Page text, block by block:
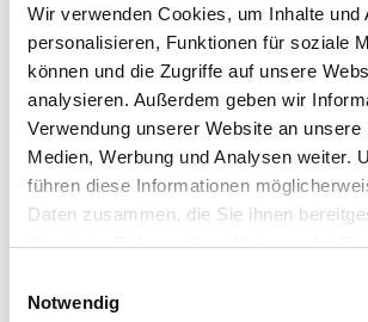
Wir verwenden Cookies, um Inhalte und
personalisieren, Funktionen für soziale
können und die Zugriffe auf unsere
analysieren. Außerdem geben wir
Verwendung unserer Website an
Medien, Werbung und Analysen weiter.
führen diese Informationen
Daten zusammen, die Sie ihnen
die sie im Rahmen Ihrer Nutzung der
Sie unsere Webseite weiterhin nutzen.
Notwendig
Zip/City:
89423 Gundelfingen
Country:
Germany
Phone:
090733221
Email: